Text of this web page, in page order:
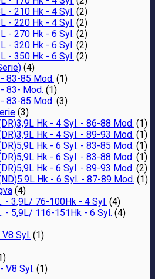
- 210 Hk - 4 Syl. (2)
- 220 Hk - 4 Syl. (2)
- 270 Hk - 6 Syl. (2)
- 320 Hk - 6 Syl. (2)
- 350 Hk - 6 Syl. (2)
(4)
83-85 Mod. (1)
83- Mod. (1)
83-85 Mod. (3)
(3)
(DR)3,9L Hk - 4 Syl. - 86-88 Mod. (1)
(DR)3,9L Hk - 4 Syl. - 89-93 Mod. (1)
(DR)5,9L Hk - 6 Syl. - 83-85 Mod. (1)
(DR)5,9L Hk - 6 Syl. - 83-88 Mod. (1)
(DR)5,9L Hk - 6 Syl. - 89-93 Mod. (2)
(ND)5.9L Hk - 6 Syl. - 87-89 Mod. (1)
(4)
- 3,9L/ 76-100Hk - 4 Syl. (4)
- 5,9L/ 116-151Hk - 6 Syl. (4)
Syl. (1)
V8 Syl. (1)